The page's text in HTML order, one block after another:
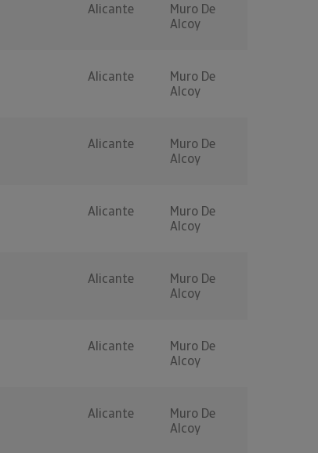
Alicante
Muro De
Alcoy
Alicante
Muro De
Alcoy
Alicante
Muro De
Alcoy
Alicante
Muro De
Alcoy
Alicante
Muro De
Alcoy
Alicante
Muro De
Alcoy
Alicante
Muro De
Alcoy